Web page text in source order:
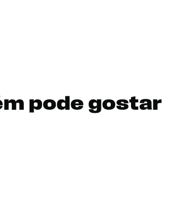
pode gostar